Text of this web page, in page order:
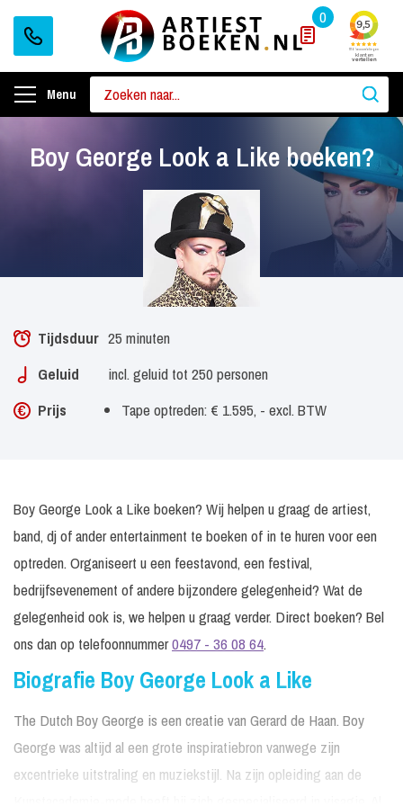
0
Menu
Boy George Look a Like boeken?
Tijdsduur 25 minuten
Geluid
incl. geluid tot 250 personen
Prijs
Tape optreden: € 1.595, - excl. BTW
Boy George Look a Like boeken? Wij helpen u graag de artiest,
band, dj of ander entertainment te boeken of in te huren voor een
optreden. Organiseert u een feestavond, een festival,
bedrijfsevenement of andere bijzondere gelegenheid? Wat de
gelegenheid ook is, we helpen u graag verder. Direct boeken? Bel
ons dan op telefoonnummer0497 - 36 08 64.
Biografie Boy George Look a Like
The Dutch Boy George is een creatie van Gerard de Haan. Boy
George was altijd al een grote inspiratiebron vanwege zijn
excentrieke uitstraling en muziekstijl. Na zijn opleiding aan de